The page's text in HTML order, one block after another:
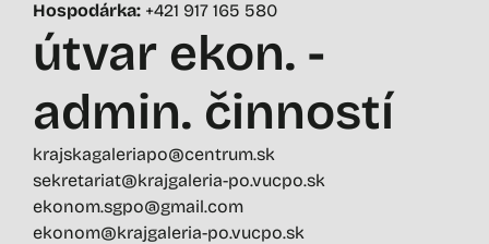
Hospodárka: +421 917 165 580
útvar ekon. -
admin. činností
krajskagaleriapo@centrum.sk
sekretariat@krajgaleria-po.vucpo.sk
ekonom.sgpo@gmail.com
ekonom@krajgaleria-po.vucpo.sk